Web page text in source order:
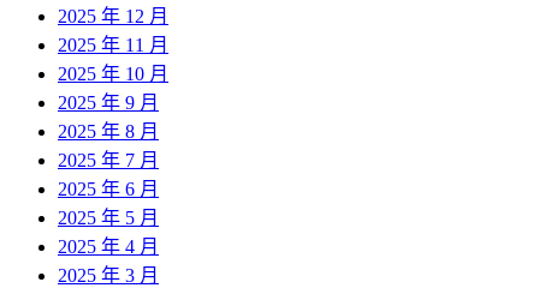
2025 年 12 月
2025 年 11 月
2025 年 10 月
2025 年 9 月
2025 年 8 月
2025 年 7 月
2025 年 6 月
2025 年 5 月
2025 年 4 月
2025 年 3 月